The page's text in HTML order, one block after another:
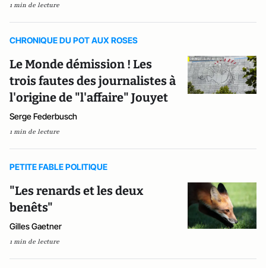
1 min de lecture
CHRONIQUE DU POT AUX ROSES
Le Monde démission ! Les
trois fautes des journalistes à
l'origine de "l'affaire" Jouyet
Serge Federbusch
1 min de lecture
PETITE FABLE POLITIQUE
"Les renards et les deux
benêts"
Gilles Gaetner
1 min de lecture